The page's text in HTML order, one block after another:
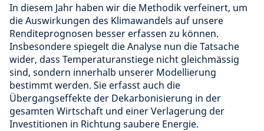
In diesem Jahr haben wir die Methodik verfeinert, um
die Auswirkungen des Klimawandels auf unsere
Renditeprognosen besser erfassen zu können.
Insbesondere spiegelt die Analyse nun die Tatsache
wider, dass Temperaturanstiege nicht gleichmässig
sind, sondern innerhalb unserer Modellierung
bestimmt werden. Sie erfasst auch die
Übergangseffekte der Dekarbonisierung in der
gesamten Wirtschaft und einer Verlagerung der
Investitionen in Richtung saubere Energie.